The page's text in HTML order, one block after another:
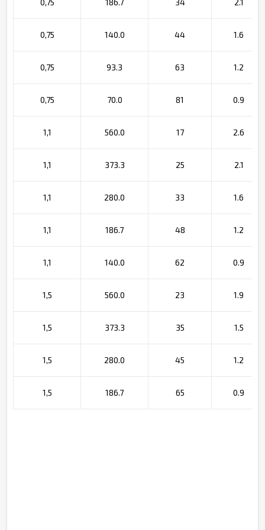
0,75 186.7 34 2.1
0,75 140.0 44 1.6
0,75 93.3 63 1.2
0,75 70.0 81 0.9
1,1 560.0 17 2.6
1,1 373.3 25 2.1
1,1 280.0 33 1.6
1,1 186.7 48 1.2
1,1 140.0 62 0.9
1,5 560.0 23 1.9
1,5 373.3 35 1.5
1,5 280.0 45 1.2
1,5 186.7 65 0.9